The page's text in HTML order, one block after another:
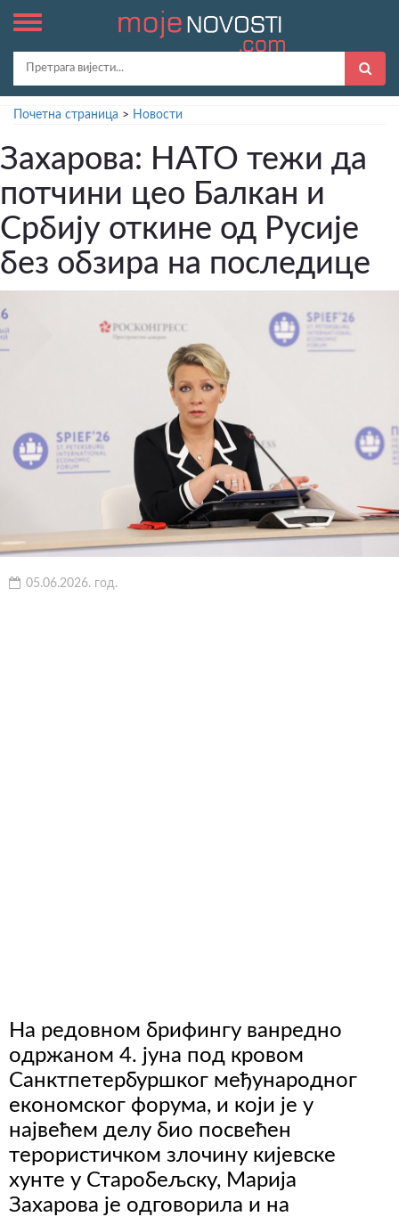
Почетна страница > Новости
Захарова: НАТО тежи да
потчини цео Балкан и
Србију откине од Русије
без обзира на последице
05.06.2026. год.
На редовном брифингу ванредно
одржаном 4. јуна под кровом
Санктпетербуршког међународног
економског форума, и који је у
највећем делу био посвећен
терористичком злочину кијевске
хунте у Старобељску, Марија
Захарова је одговорила и на